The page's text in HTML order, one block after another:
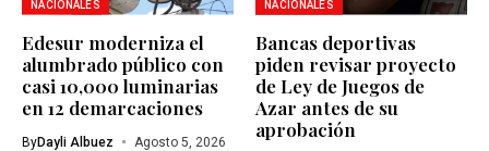
NACIONALES
Edesur moderniza el
alumbrado público con
casi 10,000 luminarias
en 12 demarcaciones
ByDayli Albuez Agosto 5, 2026
NACIONALES
Bancas deportivas
piden revisar proyecto
de Ley de Juegos de
Azar antes de su
aprobación